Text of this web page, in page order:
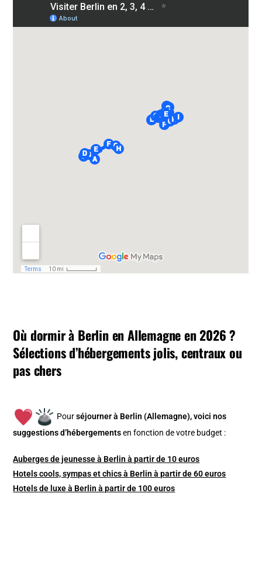
Où dormir à Berlin en Allemagne en 2026 ?
Sélections d’hébergements jolis, centraux ou
pas chers
Pourséjourner à Berlin (Allemagne), voici nos
suggestions d’hébergements en fonction de votre budget :
Auberges de jeunesse à Berlin à partir de 10 euros
Hotels cools, sympas et chics à Berlin à partir de 60 euros
Hotels de luxe à Berlin à partir de 100 euros